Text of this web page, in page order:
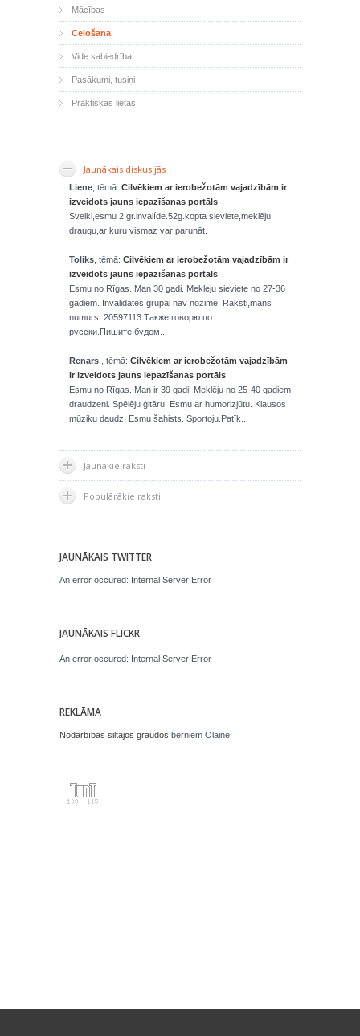
Mācības
Ceļošana
Vide sabiedrība
Pasākumi, tusiņi
Praktiskas lietas
Jaunākais diskusijās
Liene , tēmā: Cilvēkiem ar ierobežotām vajadzībām ir
izveidots jauns iepazīšanas portāls
Sveiki,esmu 2 gr.invalíde.52g.kopta sieviete,meklēju
draugu,ar kuru vismaz var parunāt.
Toliks , tēmā: Cilvēkiem ar ierobežotām vajadzībām ir
izveidots jauns iepazīšanas portāls
Esmu no Rīgas. Man 30 gadi. Mekleju sieviete no 27-36
gadiem. Invalidates grupai nav nozime. Raksti,mans
numurs: 20597113.Также говорю по
русски.Пишите,будем...
Renars , tēmā: Cilvēkiem ar ierobežotām vajadzībām
ir izveidots jauns iepazīšanas portāls
Esmu no Rīgas. Man ir 39 gadi. Meklēju no 25-40 gadiem
draudzeni. Spēlēju ģitāru. Esmu ar humorizjūtu. Klausos
mūziku daudz. Esmu šahists. Sportoju.Patīk...
Jaunākie raksti
Populārākie raksti
JAUNĀKAIS TWITTER
An error occured: Internal Server Error
JAUNĀKAIS FLICKR
An error occured: Internal Server Error
REKLĀMA
Nodarbības siltajos graudos bērniem Olainē